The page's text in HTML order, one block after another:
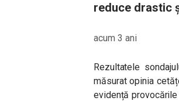
reduce drastic
acum 3 ani
Rezultatele
măsurat opinia
evidență